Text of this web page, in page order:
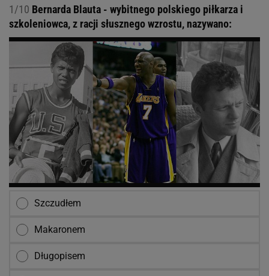
1/10 Bernarda Blauta - wybitnego polskiego piłkarza i
szkoleniowca, z racji słusznego wzrostu, nazywano:
Szczudłem
Makaronem
Długopisem